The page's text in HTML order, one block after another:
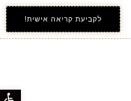
פתח
לקביעת קריאה אישית!